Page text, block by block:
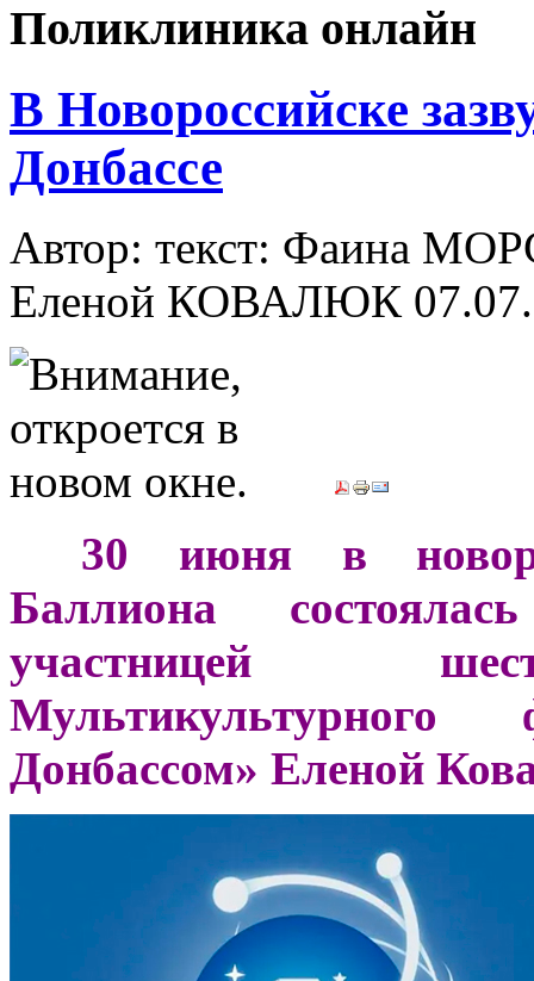
Поликлиника онлайн
В Новороссийске
Донбассе
Автор: текст: Фаина
Еленой КОВАЛЮК
30 июня в
Баллиона
участницей
Донбассом» Еленой